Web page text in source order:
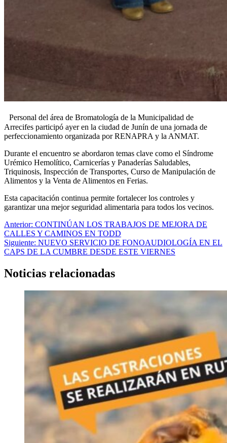
Personal del área de Bromatología de la Municipalidad de
Arrecifes participó ayer en la ciudad de Junín de una jornada de
perfeccionamiento organizada por RENAPRA y la ANMAT.
Durante el encuentro se abordaron temas clave como el Síndrome
Urémico Hemolítico, Carnicerías y Panaderías Saludables,
Triquinosis, Inspección de Transportes, Curso de Manipulación de
Alimentos y la Venta de Alimentos en Ferias.
Esta capacitación continua permite fortalecer los controles y
garantizar una mejor seguridad alimentaria para todos los vecinos.
Navegación
de
entradas
Anterior: CONTINÚAN LOS TRABAJOS DE MEJORA DE
CALLES Y CAMINOS EN TODD
Siguiente: NUEVO SERVICIO DE FONOAUDIOLOGÍA EN EL
CAPS DE LA CUMBRE DESDE ESTE VIERNES
Noticias relacionadas